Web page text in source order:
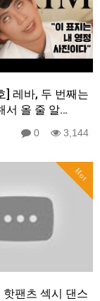
] 레바, 두 번째는
서 올 줄 알…
0 3,144
Hot
핫팬츠 섹시 댄스